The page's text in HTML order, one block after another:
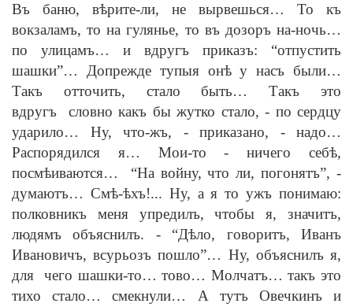
Въ баню, вѣрите-ли, не вырвешься… То къ
вокзаламъ, то на гулянье, то въ дозоръ на-ночь…
по улицамъ… и вдругъ приказъ: “отпустить
шашки”… Допрежде тупыя онѣу насъ были…
Такъ отточить, стало быть… Такъ это
вдругъ словно какъ бы жутко стало,- по сердцу
ударило… Ну, что-жъ, -приказано, -надо…
Распорядился я… Мои-то- ничего себѣ,
посмѣиваются… “На войну, что ли, погонятъ”, -
думаютъ… Смѣ-ѣхъ!... Ну, а я то ужъ понимаю:
полковникъ меня упредилъ, чтобы я, значитъ,
людямъ объяснилъ. -“Дѣло, говоритъ, Иванъ
Ивановичъ, всурьозъ пошло”… Ну, объяснилъ я,
для чего шашки-то… тово… Молчатъ… такъ это
тихо стало… смекнули… А тутъ Овечкинъ и